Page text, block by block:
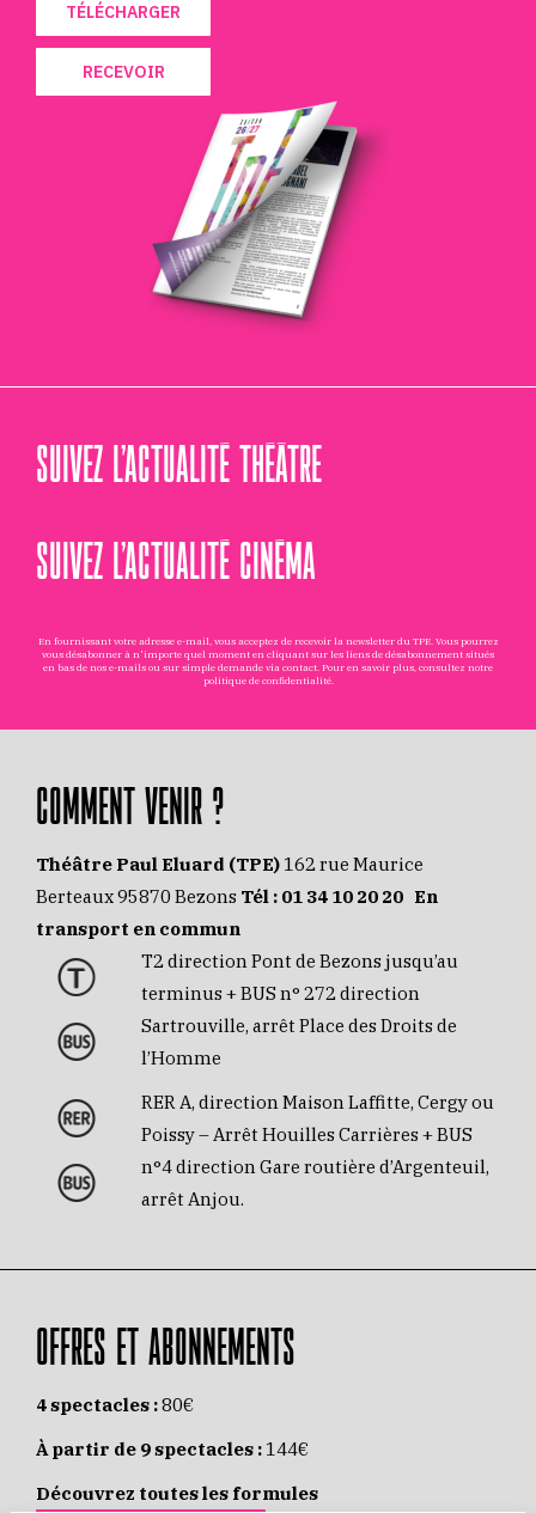
TÉLÉCHARGER
RECEVOIR
SUIVEZ L’ACTUALITÉ THÉÂTRE
SUIVEZ L’ACTUALITÉ CINÉMA
En fournissant votre adresse e-mail, vous acceptez de recevoir la newsletter du TPE. Vous pourrez
vous désabonner à n'importe quel moment en cliquant sur les liens de désabonnement situés
en bas de nos e-mails ou sur simple demande via contact. Pour en savoir plus, consultez notre
politique de confidentialité.
COMMENT VENIR ?
Théâtre Paul Eluard (TPE) 162 rue Maurice
Berteaux 95870 Bezons Tél : 01 34 10 20 20 En
transport en commun
T2 direction Pont de Bezons jusqu’au
terminus + BUS n° 272 direction
Sartrouville, arrêt Place des Droits de
l’Homme
RER A, direction Maison Laffitte, Cergy ou
Poissy – Arrêt Houilles Carrières + BUS
n°4 direction Gare routière d’Argenteuil,
arrêt Anjou.
OFFRES ET ABONNEMENTS
4 spectacles :80€
À partir de 9 spectacles : 144€
Découvrez toutes les formules